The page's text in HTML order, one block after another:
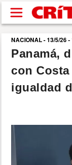
Pasar al
SUCESOS
POLÍTICA
NACIONAL - 13/5/26
Panamá,
con
igualdad